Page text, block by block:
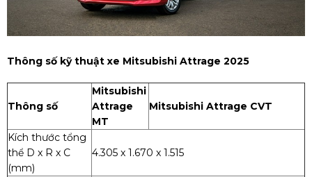
Thông số kỹ thuật xe Mitsubishi Attrage 2025
Thông số
Mitsubishi
Attrage
MT
Mitsubishi Attrage CVT
Kích thước tổng
thể D x R x C
(mm)
4.305 x 1.670 x 1.515